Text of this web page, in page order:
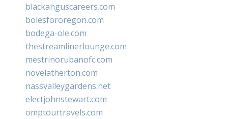
blackanguscareers.com
bolesfororegon.com
bodega-ole.com
thestreamlinerlounge.com
mestrinorubanofc.com
novelatherton.com
nassvalleygardens.net
electjohnstewart.com
omptourtravels.com